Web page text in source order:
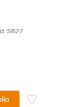
S627